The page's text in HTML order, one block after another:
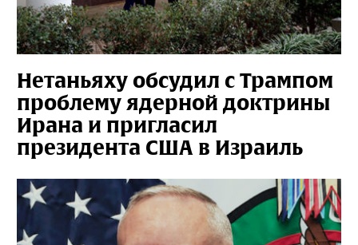
Нетаньяху обсудил с Трампом
проблему ядерной доктрины
Ирана и пригласил
президента США в Израиль